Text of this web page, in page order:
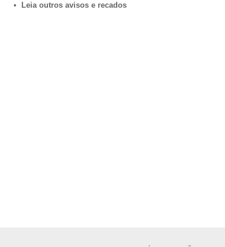
• Leia outros avisos e recados